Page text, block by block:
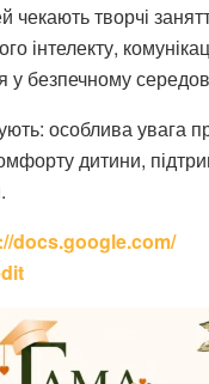
чекають творчі
інтелекту,
у безпечному
особлива увага
дитини,
docs.google.com/